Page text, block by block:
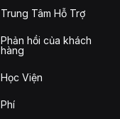
Trung Tâm Hỗ Trợ
Phản hồi của khách
hàng
Học Viện
Phí